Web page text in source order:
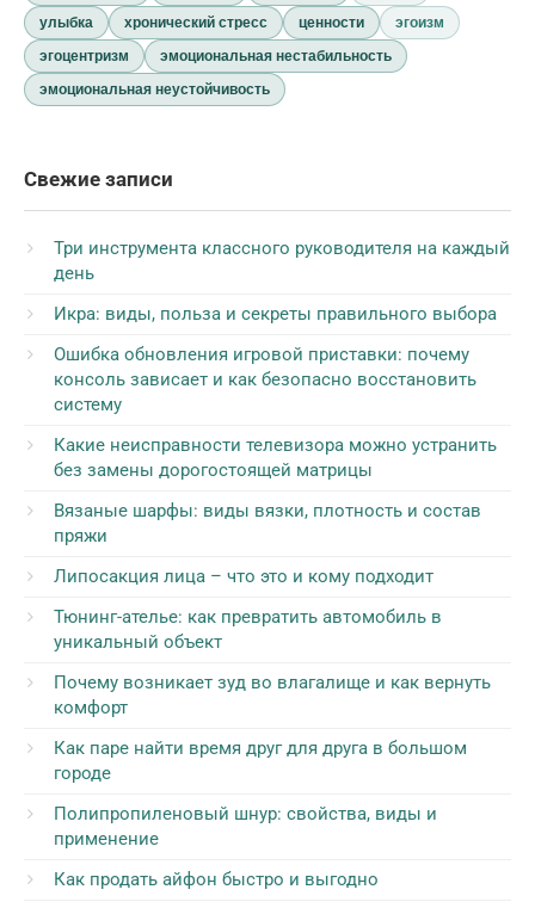
улыбка
хронический стресс ценности
эгоизм
эгоцентризм
эмоциональная нестабильность
эмоциональная неустойчивость
Свежие записи
Три инструмента классного руководителя на каждый
день
Икра: виды, польза и секреты правильного выбора
Ошибка обновления игровой приставки: почему
консоль зависает и как безопасно восстановить
систему
Какие неисправности телевизора можно устранить
без замены дорогостоящей матрицы
Вязаные шарфы: виды вязки, плотность и состав
пряжи
Липосакция лица – что это и кому подходит
Тюнинг-ателье: как превратить автомобиль в
уникальный объект
Почему возникает зуд во влагалище и как вернуть
комфорт
Как паре найти время друг для друга в большом
городе
Полипропиленовый шнур: свойства, виды и
применение
Как продать айфон быстро и выгодно